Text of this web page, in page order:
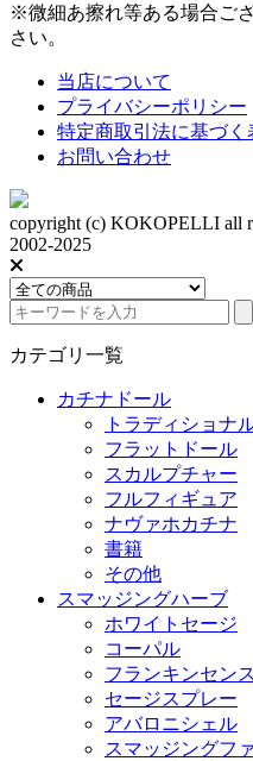
※微細あ擦れ等ある場合ご
さい。
当店について
プライバシーポリシー
特定商取引法に基づく
お問い合わせ
copyright (c) KOKOPELLI all
2002-2025
カテゴリ一覧
カチナドール
トラディショナ
フラットドール
スカルプチャー
フルフィギュア
ナヴァホカチナ
書籍
その他
スマッジングハーブ
ホワイトセージ
コーパル
フランキンセンス
セージスプレー
アバロニシェル
スマッジングフ